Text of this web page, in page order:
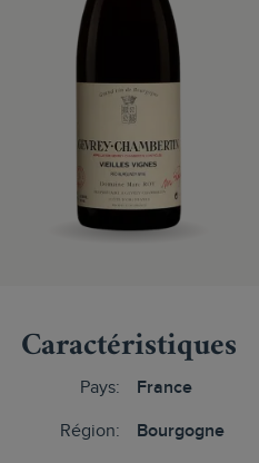
Caractéristiques
Pays: France
Région: Bourgogne